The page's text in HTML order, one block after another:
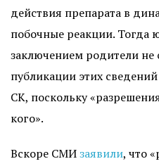
действия препарата в
побочные реакции. Тогда
заключением родители не
публикации этих
СК, поскольку
кого».
Вскоре СМИзаявили, что